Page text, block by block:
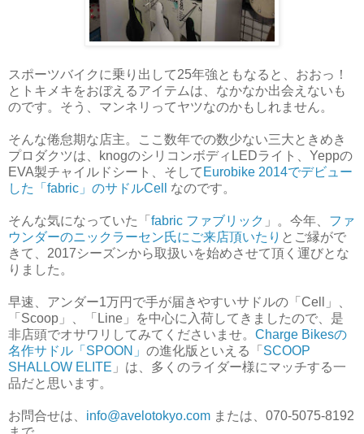
スポーツバイクに乗り出して25年強ともなると、おおっ！
とトキメキをおぼえるアイテムは、なかなか出会えないも
のです。そう、マンネリってヤツなのかもしれません。
そんな倦怠期な店主。ここ数年での数少ない三大ときめき
プロダクツは、knogのシリコンボディLEDライト、Yeppの
EVA製チャイルドシート、そして Eurobike 2014でデビュー
した「fabric」のサドルCell
なのです。
そんな気になっていた「 fabric ファブリック 」。今年、 ファ
ウンダーのニックラーセン氏にご来店頂いたり とご縁がで
きて、2017シーズンから取扱いを始めさせて頂く運びとな
りました。
早速、アンダー1万円で手が届きやすいサドルの「Cell」、
「Scoop」、「Line」を中心に入荷してきましたので、是
非店頭でオサワリしてみてくださいませ。 Charge Bikesの
名作サドル「SPOON」 の進化版といえる「 SCOOP
SHALLOW ELITE 」は、多くのライダー様にマッチする一
品だと思います。
お問合せは、 info@avelotokyo.com または、070-5075-8192